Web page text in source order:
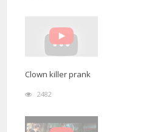
Clown killer prank
2482